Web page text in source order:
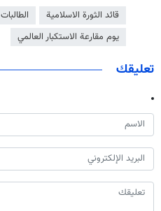
قائد الثورة الاسلامية
يوم مقارعة الاستكبار العالمي
تعليقك